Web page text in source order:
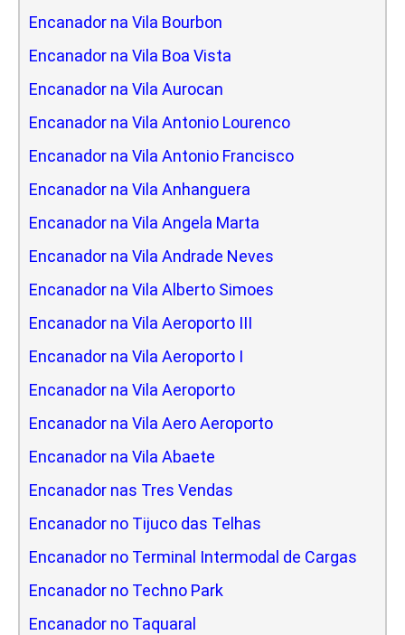
Encanador na Vila Bourbon
Encanador na Vila Boa Vista
Encanador na Vila Aurocan
Encanador na Vila Antonio Lourenco
Encanador na Vila Antonio Francisco
Encanador na Vila Anhanguera
Encanador na Vila Angela Marta
Encanador na Vila Andrade Neves
Encanador na Vila Alberto Simoes
Encanador na Vila Aeroporto III
Encanador na Vila Aeroporto I
Encanador na Vila Aeroporto
Encanador na Vila Aero Aeroporto
Encanador na Vila Abaete
Encanador nas Tres Vendas
Encanador no Tijuco das Telhas
Encanador no Terminal Intermodal de Cargas
Encanador no Techno Park
Encanador no Taquaral